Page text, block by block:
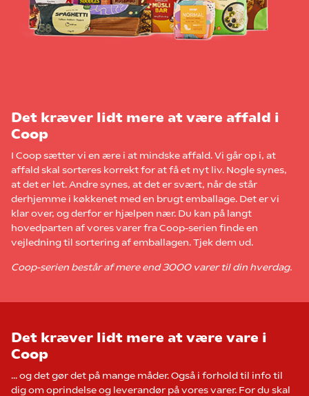
Det kræver lidt mere at være affald i
Coop
I Coop sætter vi en ære i at mindske affald. Vi går op i, at
affald skal sorteres korrekt for at få et nyt liv. Nogle synes,
at det er let. Andre synes, at det er svært, når de står
derhjemme i køkkenet med en brugt emballage. Det er vi
klar over, og derfor er hjælpen nær. Du kan på langt
hovedparten af vores varer fra Coop-serien finde en
vejledning til sortering af emballagen. Tjek dem ud.
Coop-serien består af mere end 3000 varer til din hverdag.
Det kræver lidt mere at være vare i
Coop
… og det gør det på mange måder. Også i forhold til info til
dig om oprindelse og leverandør på vores varer. For du skal